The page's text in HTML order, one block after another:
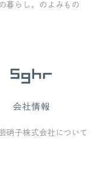
暮らし。のよみもの
硝子株式会社について